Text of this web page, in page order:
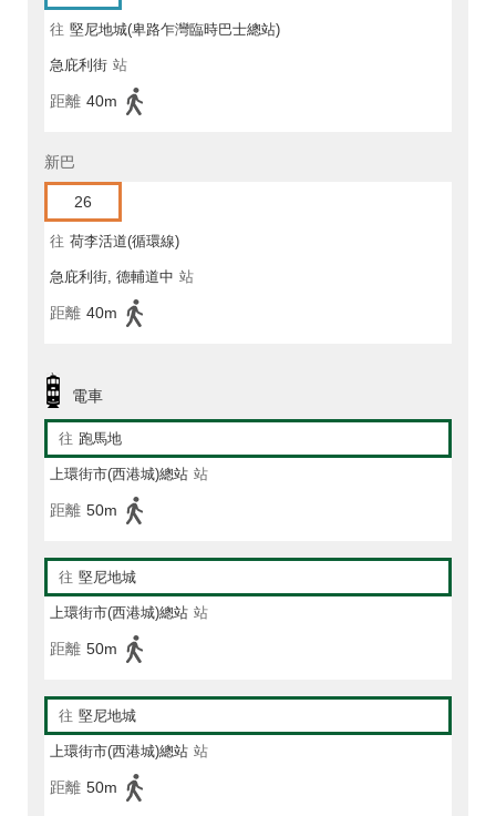
往 堅尼地城(卑路乍灣臨時巴士總站)
急庇利街 站
距離 40m
新巴
26
往 荷李活道(循環線)
急庇利街, 德輔道中 站
距離 40m
電車
往 跑馬地
上環街市(西港城)總站 站
距離 50m
往 堅尼地城
上環街市(西港城)總站 站
距離 50m
往 堅尼地城
上環街市(西港城)總站 站
距離 50m